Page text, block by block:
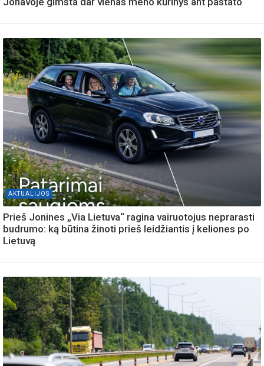
AKTUALIJOS
Prieš Jonines „Via Lietuva“ ragina vairuotojus neprarasti
budrumo: ką būtina žinoti prieš leidžiantis į keliones po
Lietuvą